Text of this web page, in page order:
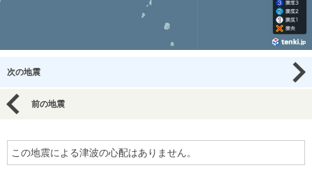
次の地震
前の地震
この地震による津波の心配はありません。